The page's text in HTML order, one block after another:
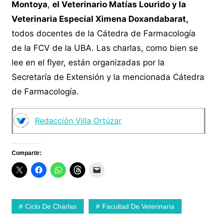
Montoya, el Veterinario Matías Lourido y la
Veterinaria Especial Ximena Doxandabarat,
todos docentes de la Cátedra de Farmacología
de la FCV de la UBA. Las charlas, como bien se
lee en el flyer, están organizadas por la
Secretaría de Extensión y la mencionada Cátedra
de Farmacología.
Redacción Villa Ortúzar
Compartir:
Ciclo De Charlas Facultad De Veterinaria